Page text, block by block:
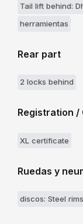
Tail lift behind:
herramientas
Rear part
2 locks behind
Registration
XL certificate
Ruedas y
discos: Steel rims